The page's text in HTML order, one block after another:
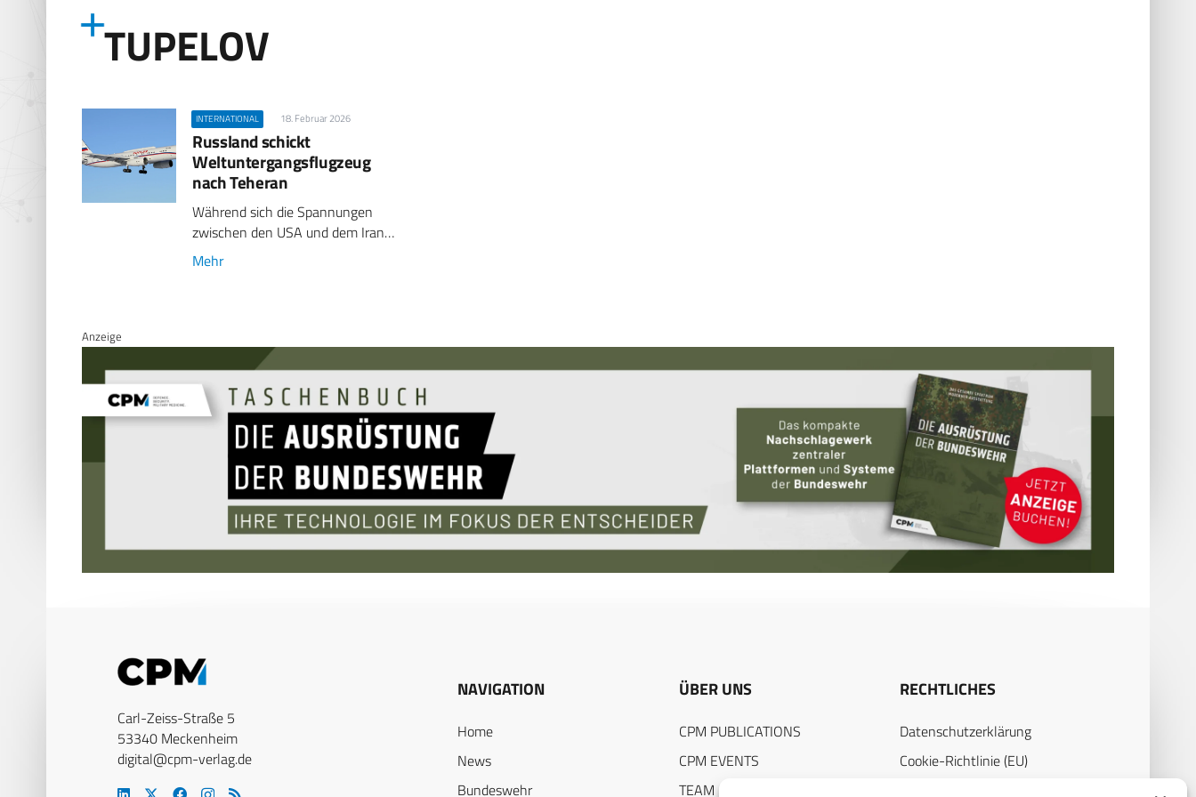
TUPELOV
INTERNATIONAL 18. Februar 2026
Russland schickt
Weltuntergangsflugzeug
nach Teheran
Während sich die Spannungen
zwischen den USA und dem Iran…
Mehr
Anzeige
Carl-Zeiss-Straße 5
53340 Meckenheim
digital@cpm-verlag.de
NAVIGATION
Home
News
Bundeswehr
ÜBER UNS
CPM PUBLICATIONS
CPM EVENTS
TEAM
RECHTLICHES
Datenschutzerklärung
Cookie-Richtlinie (EU)